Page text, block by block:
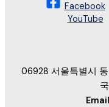
Facebook
YouTube
06928 서울특별시
Email